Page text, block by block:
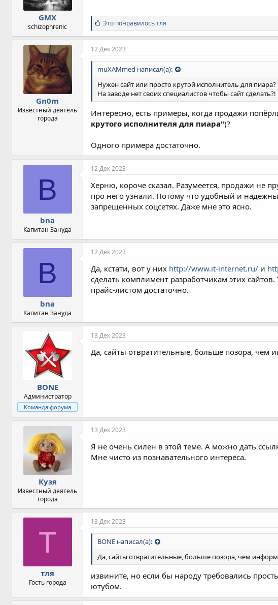
GMX
schizophrenic
С
и
м
п
а
т
и
:
Это понравилосьтля
Gn0m
Известный деятель
города
12 Дек 2023
muXAMmed написал(а):
Нужен сайт или просто крутой исполнитель для пиара?
На заводе нет своих специалистов чтобы сайт
Интересно, есть примеры, когда продажи
крутого исполнителя для пиара")?
Одного примера достаточно.
B
bna
Капитан Зануда
12 Дек 2023
Херню, короче сказал. Разумеется, продажи не
про него узнали. Потому что удобный и
запрещенных соцсетях. Даже мне это ясно.
B
bna
Капитан Зануда
12 Дек 2023
Да, кстати, вот у них http://www.it-internet.ru/ и
сделать комплимент разработчикам этих
прайс-листом достаточно.
BONE
Администратор
Команда форума
13 Дек 2023
Да, сайты отвратительные, больше позора,
Кузя
Известный деятель
города
13 Дек 2023
Я не очень силен в этой теме. А можно дать
Мне чисто из познавательного интереса.
Т
тля
Гость города
13 Дек 2023
BONE написал(а):
Да, сайты отвратительные, больше позора, чем
извините, но если бы народу требовались
ютубом.